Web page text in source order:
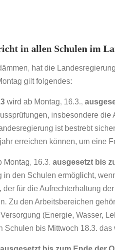
in allen Schulen im
hat die
gilt folgendes:
wird ab Montag, 16.3.,
insbesondere
ist bestrebt
erreichen können, um eine
Montag, 16.3. ausgesetzt bis
den Schulen ermöglicht,
für die Aufrechterhaltung
Zu den Arbeitsbereichen
(Energie, Wasser,
Schulen bis Mittwoch 18.3.